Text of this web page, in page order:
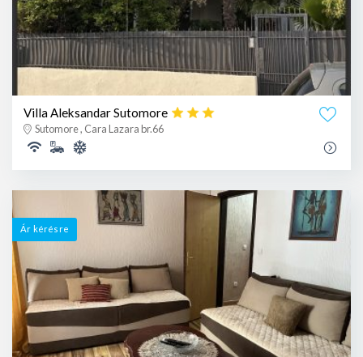
Villa Aleksandar Sutomore
Sutomore , Cara Lazara br.66
Ár kérésre